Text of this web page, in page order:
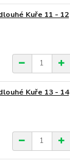
Kuře 11 - 12
Kuře 13 - 14